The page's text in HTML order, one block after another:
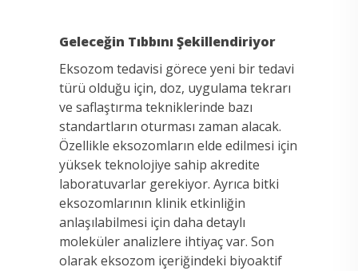
Geleceğin Tıbbını Şekillendiriyor
Eksozom tedavisi görece yeni bir tedavi
türü olduğu için, doz, uygulama tekrarı
ve saflaştırma tekniklerinde bazı
standartların oturması zaman alacak.
Özellikle eksozomların elde edilmesi için
yüksek teknolojiye sahip akredite
laboratuvarlar gerekiyor. Ayrıca bitki
eksozomlarının klinik etkinliğin
anlaşılabilmesi için daha detaylı
moleküler analizlere ihtiyaç var. Son
olarak eksozom içeriğindeki biyoaktif